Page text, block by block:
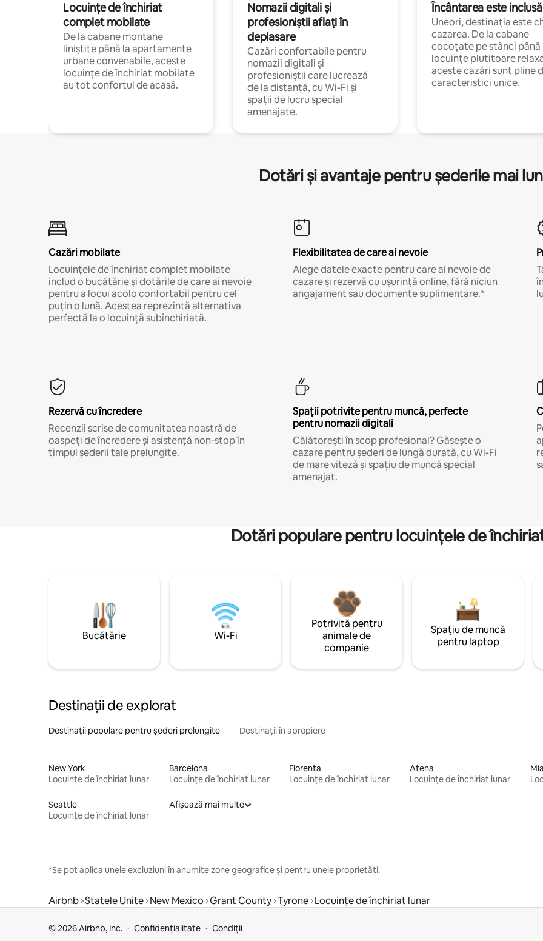
Locuințe de închiriat
complet mobilate
De la cabane montane
liniștite până la apartamente
urbane convenabile, aceste
locuințe de închiriat mobilate
au tot confortul de acasă.
Nomazii digitali și
profesioniștii aflați în
deplasare
Cazări confortabile pentru
nomazii digitali și
profesioniștii care lucrează
de la distanță, cu Wi-Fi și
spații de lucru special
amenajate.
Încântarea este inclusă
Uneori, destinația este
cazarea. De la cabane
cocoțate pe stânci până
locuințe plutitoare
aceste cazări sunt pline
caracteristici unice.
Dotări și avantaje pentru șederile mai
Cazări mobilate
Locuințele de închiriat complet mobilate
includ o bucătărie și dotările de care ai nevoie
pentru a locui acolo confortabil pentru cel
puțin o lună. Acestea reprezintă alternativa
perfectă la o locuință subînchiriată.
Flexibilitatea de care ai nevoie
Alege datele exacte pentru care ai nevoie de
cazare și rezervă cu ușurință online, fără niciun
angajament sau documente suplimentare.*
Rezervă cu încredere
Recenzii scrise de comunitatea noastră de
oaspeți de încredere și asistență non-stop în
timpul șederii tale prelungite.
Spații potrivite pentru muncă, perfecte
pentru nomazii digitali
Călătorești în scop profesional? Găsește o
cazare pentru șederi de lungă durată, cu Wi-Fi
de mare viteză și spațiu de muncă special
amenajat.
Dotări populare pentru locuințele de
Bucătărie Wi-Fi
Potrivită pentru
animale de
companie
Spațiu de muncă
pentru laptop
Destinații de explorat
Destinații populare pentru șederi prelungite Destinații în apropiere
New York
Locuințe de închiriat lunar
Barcelona
Locuințe de închiriat lunar
Florența
Locuințe de închiriat lunar
Atena
Locuințe de închiriat lunar
Seattle
Locuințe de închiriat lunar
Afișează mai multe
*Se pot aplica unele excluziuni în anumite zone geografice și pentru unele proprietăți.
Airbnb Statele Unite New Mexico Grant County Tyrone Locuințe de închiriat lunar
© 2026 Airbnb, Inc. Confidențialitate Condiții